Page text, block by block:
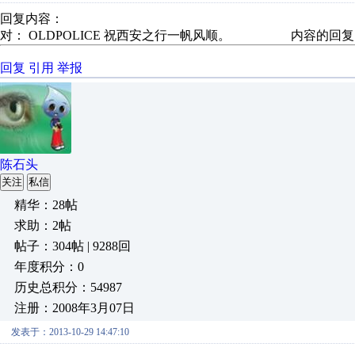
回复内容：
对： OLDPOLICE 祝西安之行一帆风顺。 内容的回
回复 引用 举报
陈石头
关注 私信
精华：28帖
求助：2帖
帖子：304帖 | 9288回
年度积分：0
历史总积分：54987
注册：2008年3月07日
发表于：2013-10-29 14:47:10